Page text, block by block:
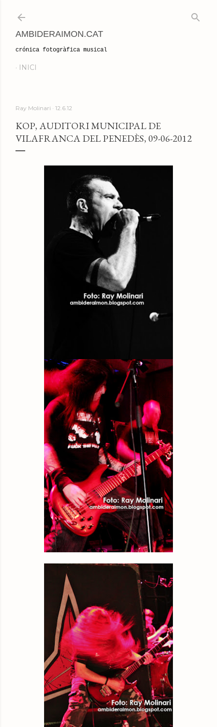
AMBIDERAIMON.CAT
crónica fotogràfica musical
INICI
Ray Molinari 12.6.12
KOP, AUDITORI MUNICIPAL DE
VILAFRANCA DEL PENEDÈS, 09-06-2012